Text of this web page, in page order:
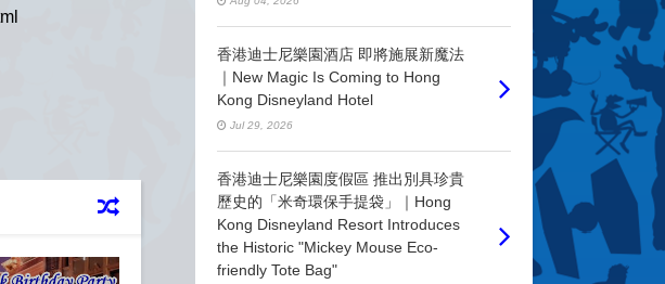
香港迪士尼樂園酒店 即將施展新魔法
｜New Magic Is Coming to Hong
Kong Disneyland Hotel
Jul 29, 2026
香港迪士尼樂園度假區 推出別具珍貴
歷史的「米奇環保手提袋」｜Hong
Kong Disneyland Resort Introduces
the Historic "Mickey Mouse Eco-
friendly Tote Bag"